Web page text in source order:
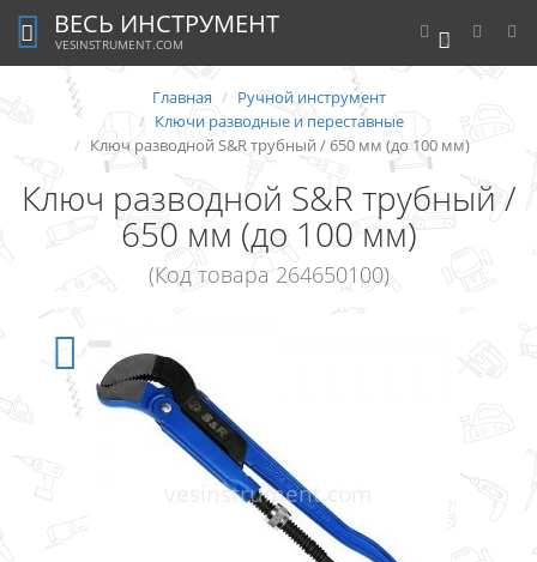
0
ВЕСЬ ИНСТРУМЕНТ
VESINSTRUMENT.COM
Главная
Ручной инструмент
Ключи разводные и переставные
Ключ разводной S&R трубный / 650 мм (до 100 мм)
Ключ разводной S&R трубный /
650 мм (до 100 мм)
(Код товара 264650100)